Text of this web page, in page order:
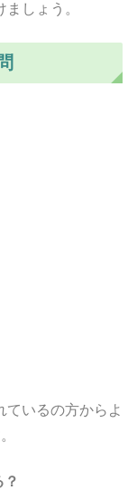
ましょう。
ているの方からよ